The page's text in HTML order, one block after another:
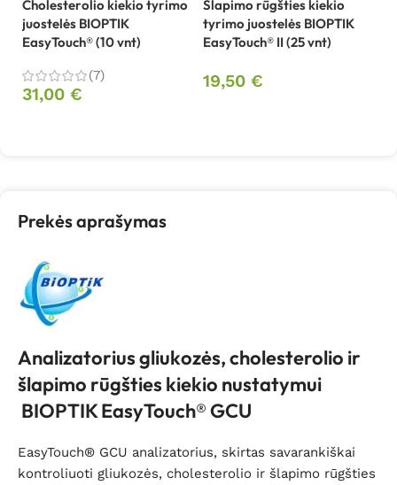
Cholesterolio kiekio tyrimo
juostelės BIOPTIK
EasyTouch® (10 vnt)
(7)
31,00 €
Šlapimo rūgšties kiekio
tyrimo juostelės BIOPTIK
EasyTouch® II (25 vnt)
19,50 €
Prekės aprašymas
Analizatorius gliukozės, cholesterolio ir
šlapimo rūgšties kiekio nustatymui
BIOPTIK EasyTouch® GCU
EasyTouch® GCU analizatorius, skirtas savarankiškai
kontroliuoti gliukozės, cholesterolio ir šlapimo rūgšties